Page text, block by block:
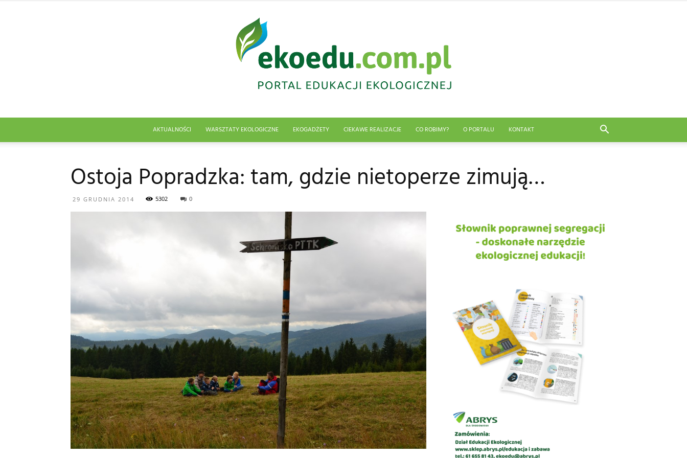
AKTUALNOŚCI WARSZTATY EKOLOGICZNE EKOGADŻETY CIEKAWE REALIZACJE CO ROBIMY? O PORTALU KONTAKT
Ostoja Popradzka: tam, gdzie nietoperze zimują…
29 GRUDNIA 2014 5302 0